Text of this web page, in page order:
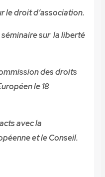
le droit d’association.
sur la liberté
des droits
le 18
avec la
et le Conseil.